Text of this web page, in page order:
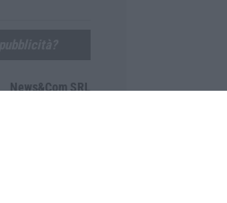
News&Com SRL